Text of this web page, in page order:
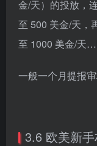
金/天）的投放，
至 500 美金/天，
至 1000 美金/天…
一般一个月提报
3.6 欧美新